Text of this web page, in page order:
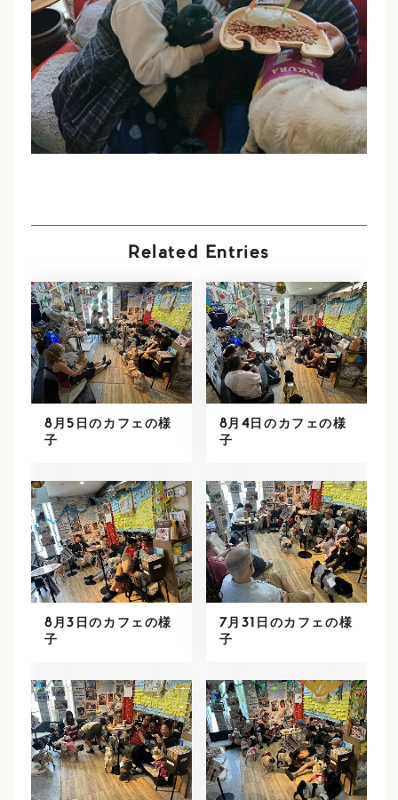
Related Entries
8月5日のカフェの様
子
8月4日のカフェの様
子
8月3日のカフェの様
子
7月31日のカフェの様
子